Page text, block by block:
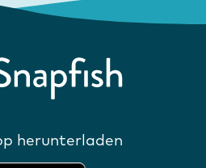
herunterladen